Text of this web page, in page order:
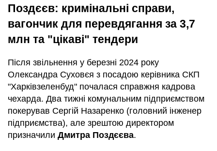
Поздєєв: кримінальні справи,
вагончик для перевдягання за 3,7
млн та "цікаві" тендери
Після звільнення у березні 2024 року
Олександра Суховєя з посадою керівника СКП
"Харківзеленбуд" почалася справжня кадрова
чехарда. Два тижні комунальним підприємством
покерував Сергій Назаренко (головний інженер
підприємства), але зрештою директором
призначили Дмитра Поздєєва.